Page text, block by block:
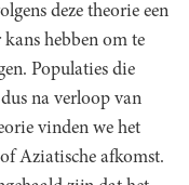
deze theorie een
hebben om te
Populaties die
na verloop van
vinden we het
Aziatische afkomst.